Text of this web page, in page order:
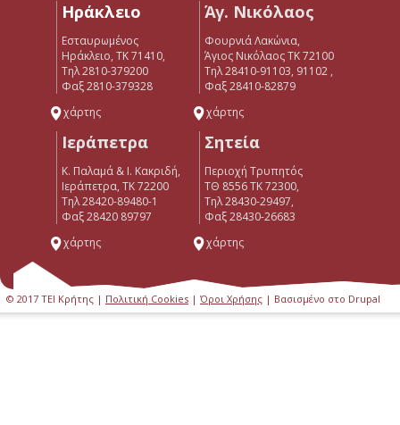
Ηράκλειο
Εσταυρωμένος
Ηράκλειο, ΤΚ 71410,
Τηλ 2810-379200
Φαξ 2810-379328
χάρτης
Άγ. Νικόλαος
Φουρνιά Λακώνια,
Άγιος Νικόλαος ΤΚ 72100
Τηλ 28410-91103, 91102 ,
Φαξ 28410-82879
χάρτης
Ιεράπετρα
Κ. Παλαμά & Ι. Κακριδή,
Ιεράπετρα, ΤΚ 72200
Tηλ 28420-89480-1
Φαξ 28420 89797
χάρτης
Σητεία
Περιοχή Τρυπητός
ΤΘ 8556 ΤΚ 72300,
Τηλ 28430-29497,
Φαξ 28430-26683
χάρτης
© 2017 ΤΕΙ Κρήτης | Πολιτική Cookies | Όροι Χρήσης | Βασισμένο στο Drupal